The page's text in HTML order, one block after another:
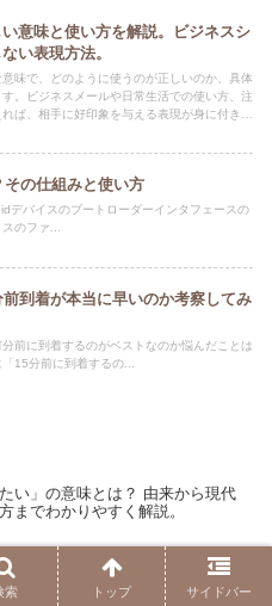
い意味と使い方を解説。ビジネスシ
い表現方法。
意味で、どのように使うのが正しいのか、具体
。ビジネスメールや日常生活での使い方、注
ば、相手に好印象を与える表現が身に付きま
の仕組みと使い方
デバイスのブートローダーインタフェースの
のファ...
到着が本当に早いのか考察してみ
前に到着するのがベストなのか悩んだことは
15分前に到着するの...
たい」の意味とは？ 由来から現代
までわかりやすく解説。
との
索 トップ サイドバー